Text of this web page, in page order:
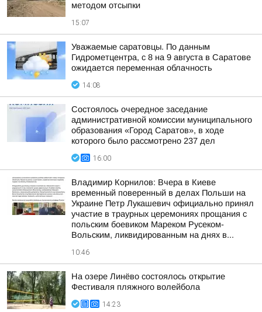
методом отсыпки
15:07
Уважаемые саратовцы. По данным
Гидрометцентра, с 8 на 9 августа в Саратове
ожидается переменная облачность
14:08
Состоялось очередное заседание
административной комиссии муниципального
образования «Город Саратов», в ходе
которого было рассмотрено 237 дел
16:00
Владимир Корнилов: Вчера в Киеве
временный поверенный в делах Польши на
Украине Петр Лукашевич официально принял
участие в траурных церемониях прощания с
польским боевиком Мареком Русеком-
Вольским, ликвидированным на днях в...
10:46
На озере Линёво состоялось открытие
Фестиваля пляжного волейбола
14:23